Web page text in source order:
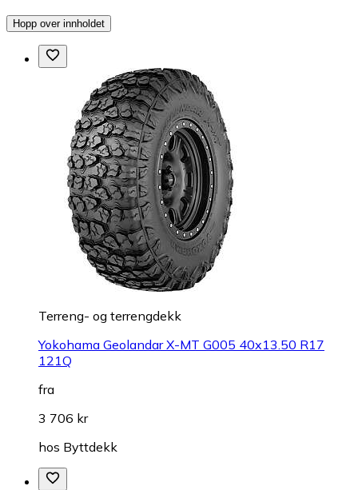
Hopp over innholdet
Terreng- og terrengdekk
Yokohama Geolandar X-MT G005 40x13.50 R17
121Q
fra
3 706 kr
hos Byttdekk